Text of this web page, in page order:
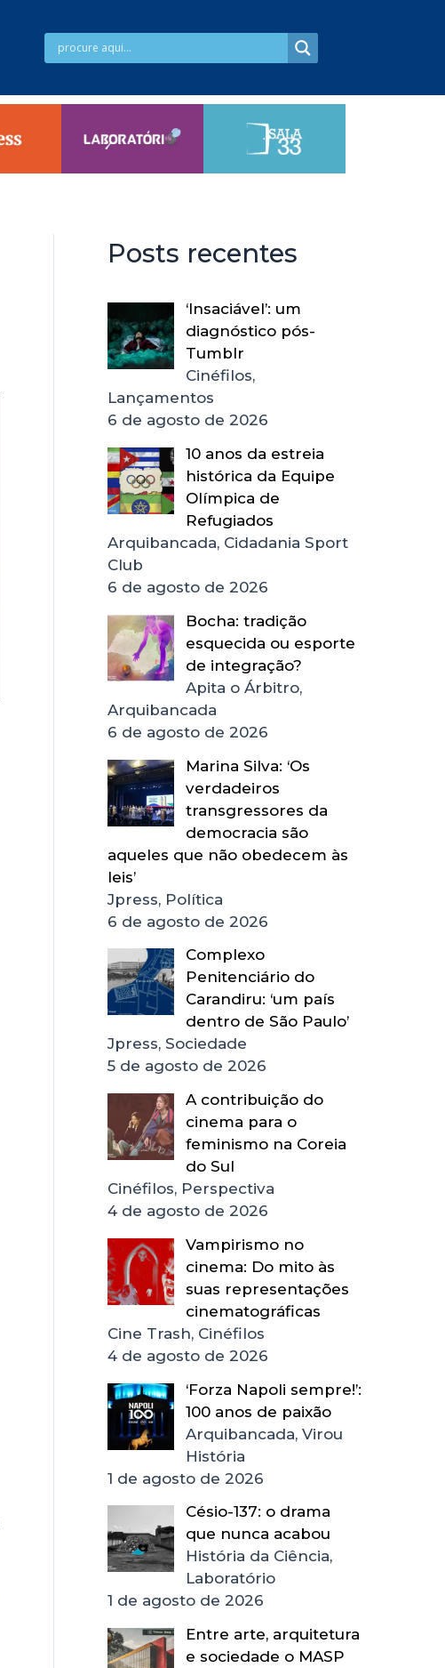
Posts recentes
‘Insaciável’: um
diagnóstico pós-
Tumblr
Cinéfilos,
Lançamentos
6 de agosto de 2026
10 anos da estreia
histórica da Equipe
Olímpica de
Refugiados
Arquibancada, Cidadania Sport
Club
6 de agosto de 2026
Bocha: tradição
esquecida ou esporte
de integração?
Apita o Árbitro,
Arquibancada
6 de agosto de 2026
Marina Silva: ‘Os
verdadeiros
transgressores da
democracia são
aqueles que não obedecem às
leis’
Jpress, Política
6 de agosto de 2026
Complexo
Penitenciário do
Carandiru: ‘um país
dentro de São Paulo’
Jpress, Sociedade
5 de agosto de 2026
A contribuição do
cinema para o
feminismo na Coreia
do Sul
Cinéfilos, Perspectiva
4 de agosto de 2026
Vampirismo no
cinema: Do mito às
suas representações
cinematográficas
Cine Trash, Cinéfilos
4 de agosto de 2026
‘Forza Napoli sempre!’:
100 anos de paixão
Arquibancada, Virou
História
1 de agosto de 2026
Césio-137: o drama
que nunca acabou
História da Ciência,
Laboratório
1 de agosto de 2026
Entre arte, arquitetura
e sociedade o MASP